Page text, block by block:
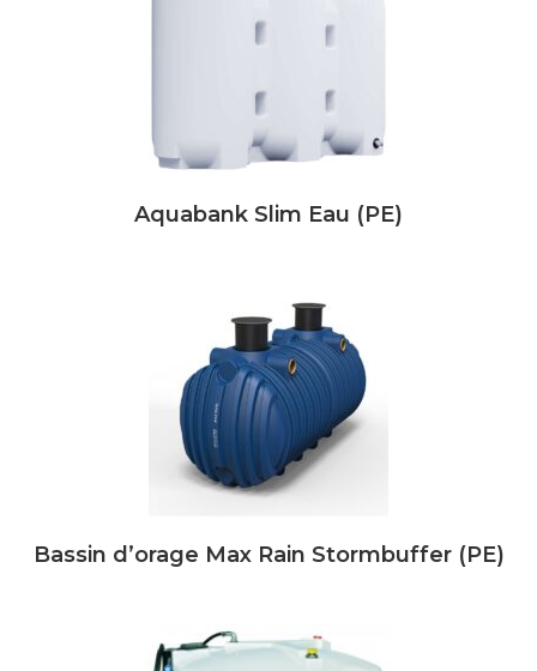
Aquabank Slim Eau (PE)
Bassin d’orage Max Rain Stormbuffer (PE)